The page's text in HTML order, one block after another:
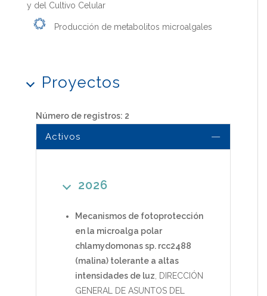
y del Cultivo Celular
Producción de metabolitos microalgales
Proyectos
Número de registros: 2
Activos
2026
Mecanismos de fotoprotección
en la microalga polar
chlamydomonas sp. rcc2488
(malina) tolerante a altas
intensidades de luz
DIRECCIÓN
GENERAL DE ASUNTOS DEL